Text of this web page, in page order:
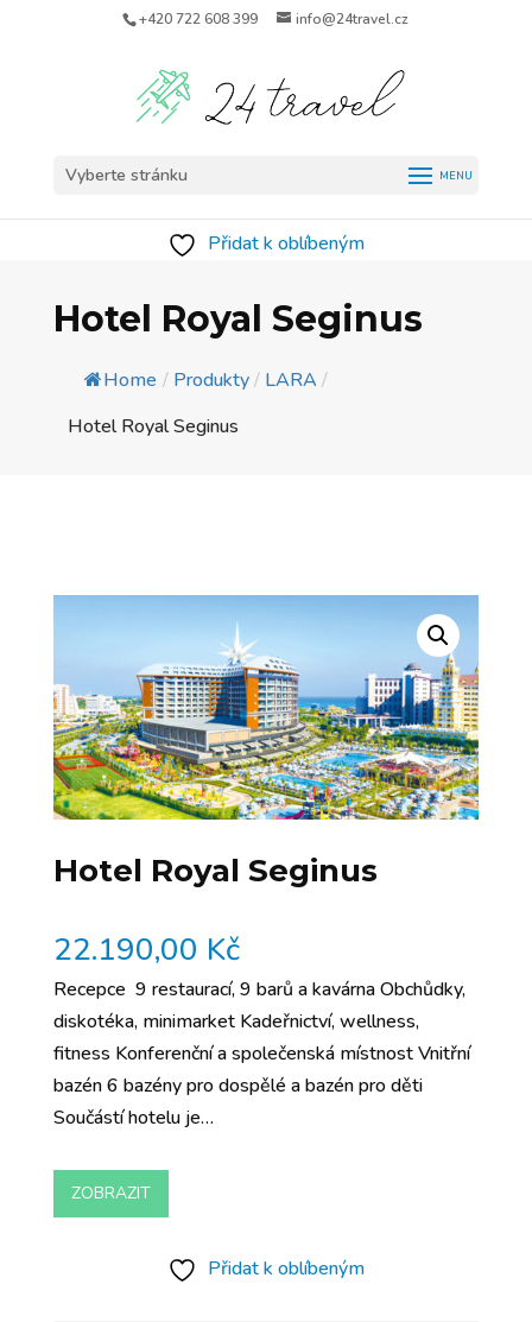
+420 722 608 399 info@24travel.cz
Vyberte stránku
Přidat k oblíbeným
Hotel Royal Seginus
Home / Produkty/ LARA /
Hotel Royal Seginus
Hotel Royal Seginus
22.190,00 Kč
Recepce 9 restaurací, 9 barů a kavárna Obchůdky,
diskotéka, minimarket Kadeřnictví, wellness,
fitness Konferenční a společenská místnost Vnitřní
bazén 6 bazény pro dospělé a bazén pro děti
Součástí hotelu je…
ZOBRAZIT
Přidat k oblíbeným